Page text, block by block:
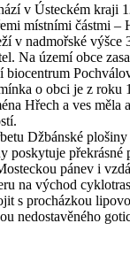
v Ústeckém kraji
místními částmi
v nadmořské výšce
Na území obce
biocentrum
o obci je z roku
Hřech a ves měla
Džbánské
poskytuje překrásné
pánev i
na východ
s procházkou
nedostavěného